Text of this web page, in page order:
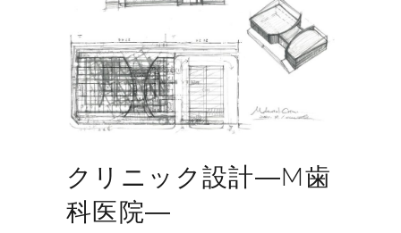
クリニック設計―M歯
科医院―